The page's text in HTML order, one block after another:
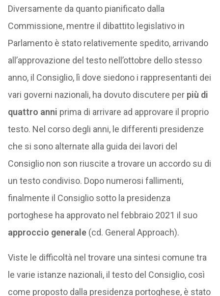
Diversamente da quanto pianificato dalla
Commissione, mentre il dibattito legislativo in
Parlamento è stato relativemente spedito, arrivando
all’approvazione del testo nell’ottobre dello stesso
anno, il Consiglio, lì dove siedono i rappresentanti dei
vari governi nazionali, ha dovuto discutere per più di
quattro anni prima di arrivare ad approvare il proprio
testo. Nel corso degli anni, le differenti presidenze
che si sono alternate alla guida dei lavori del
Consiglio non son riuscite a trovare un accordo su di
un testo condiviso. Dopo numerosi fallimenti,
finalmente il Consiglio sotto la presidenza
portoghese ha approvato nel febbraio 2021 il suo
approccio generale(cd. General Approach).
Viste le difficoltà nel trovare una sintesi comune tra
le varie istanze nazionali, il testo del Consiglio, così
come proposto dalla presidenza portoghese, è stato